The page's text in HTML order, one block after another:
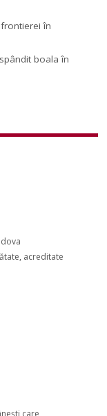
în
boala în
acreditate
care